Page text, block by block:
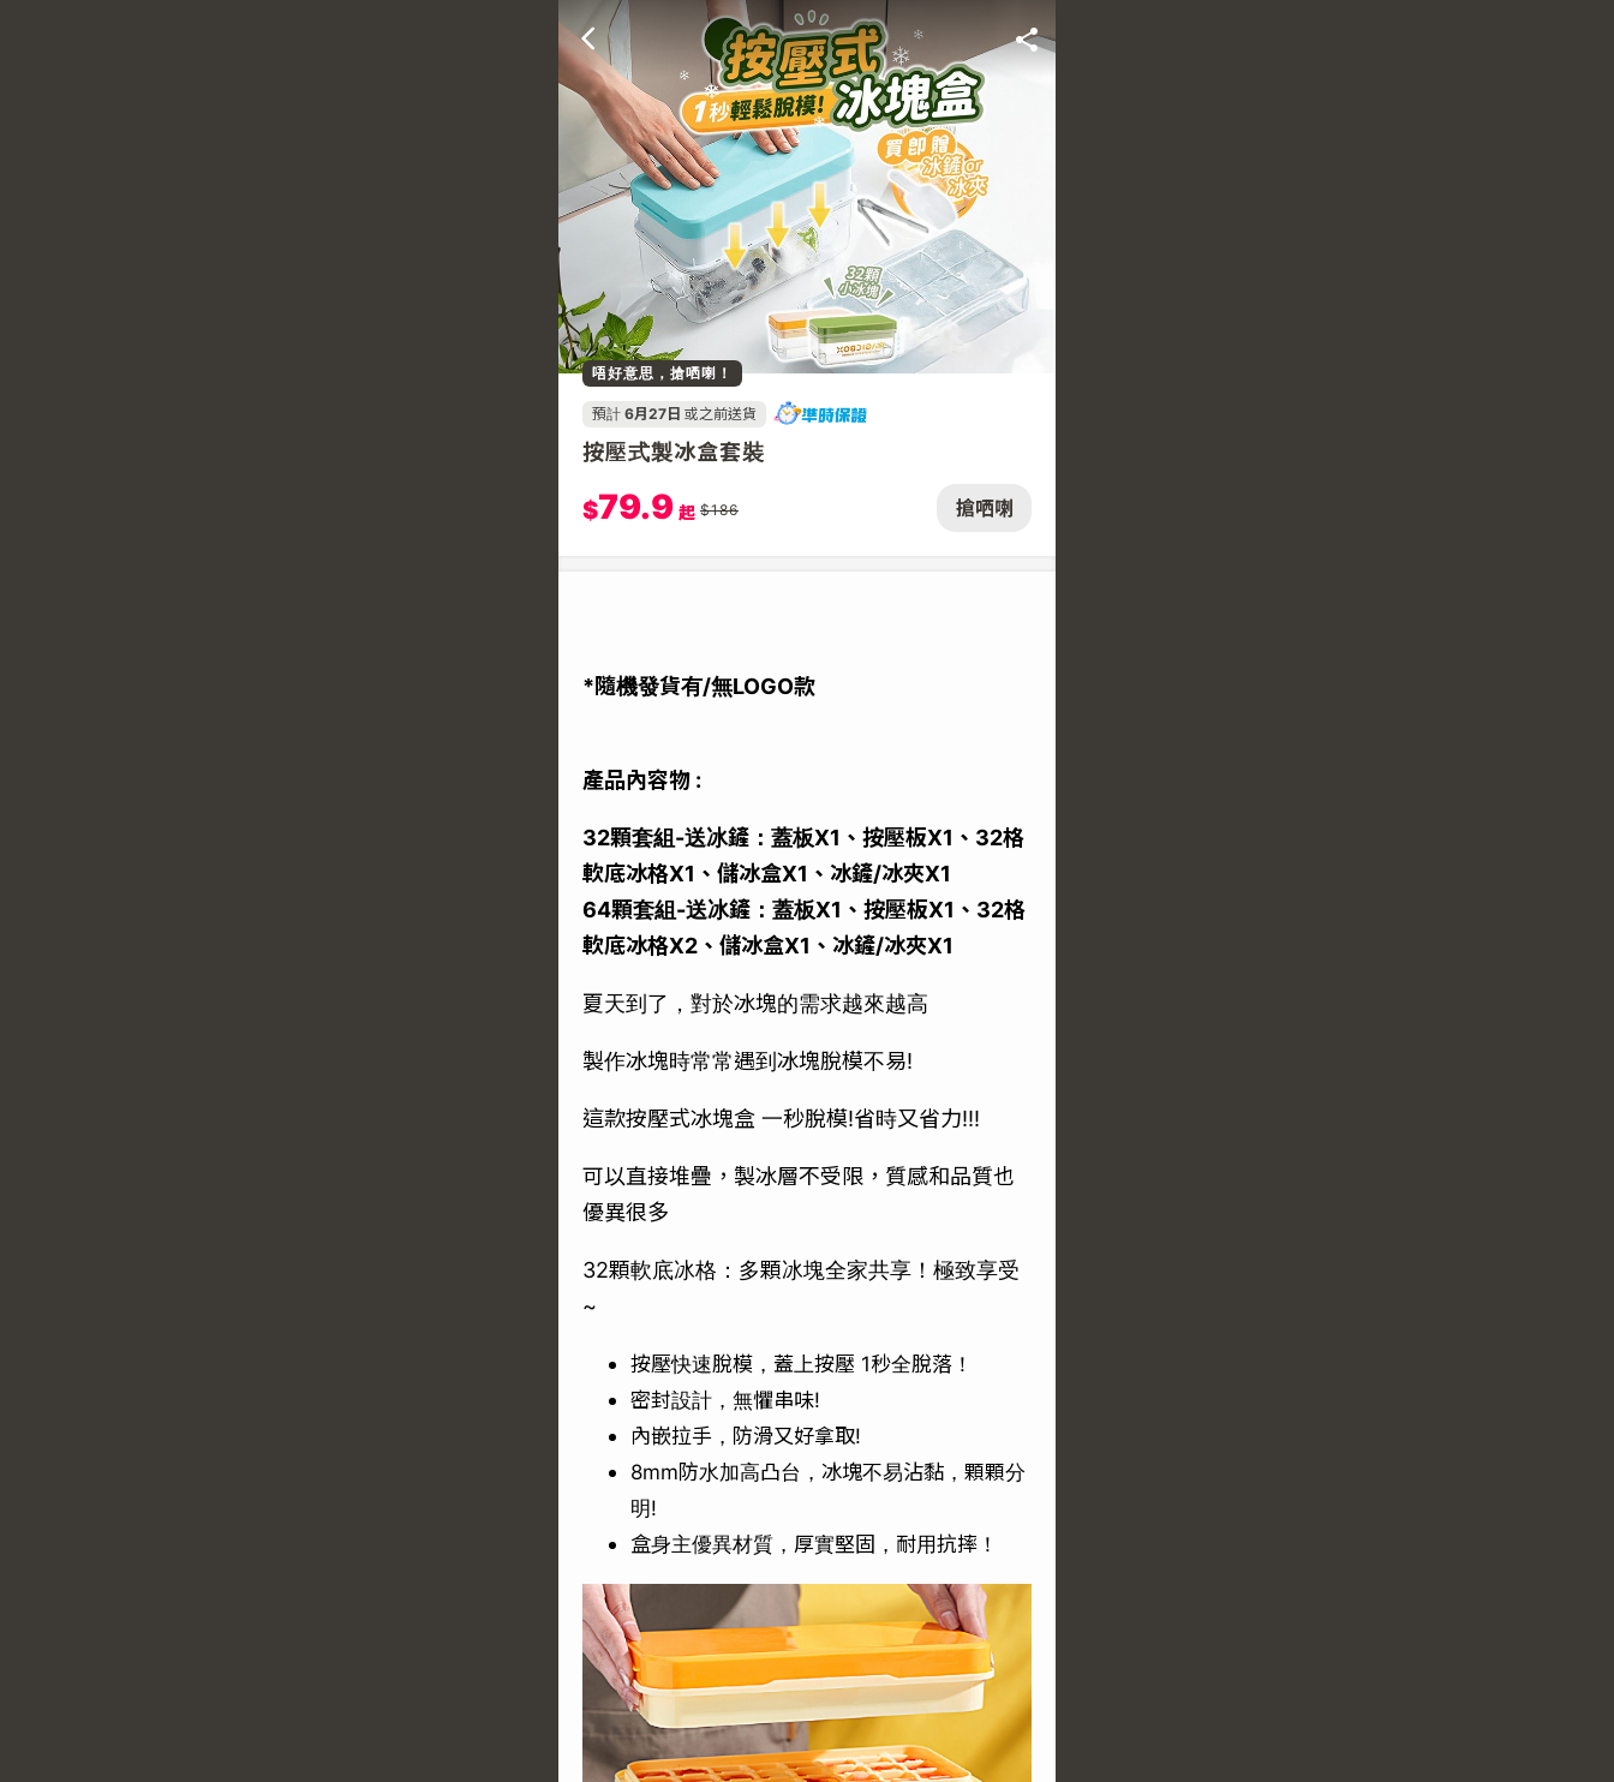
搶哂喇
唔好意思，搶哂喇！
預計 6月27日 或之前送貨
按壓式製冰盒套裝
$79.9 起 $186
*隨機發貨有/無LOGO款
產品內容物 :
32顆套組-送冰鏟：蓋板X1、按壓板X1、32格
軟底冰格X1、儲冰盒X1、冰鏟/冰夾X1
64顆套組-送冰鏟：蓋板X1、按壓板X1、32格
軟底冰格X2、儲冰盒X1、冰鏟/冰夾X1
夏天到了，對於冰塊的需求越來越高
製作冰塊時常常遇到冰塊脫模不易!
這款按壓式冰塊盒 一秒脫模!省時又省力!!!
可以直接堆疊，製冰層不受限，質感和品質也
優異很多
32顆軟底冰格：多顆冰塊全家共享！極致享受
~
按壓快速脫模，蓋上按壓 1秒全脫落！
密封設計，無懼串味!
內嵌拉手，防滑又好拿取!
8mm防水加高凸台，冰塊不易沾黏，顆顆分
明!
盒身主優異材質，厚實堅固，耐用抗摔！